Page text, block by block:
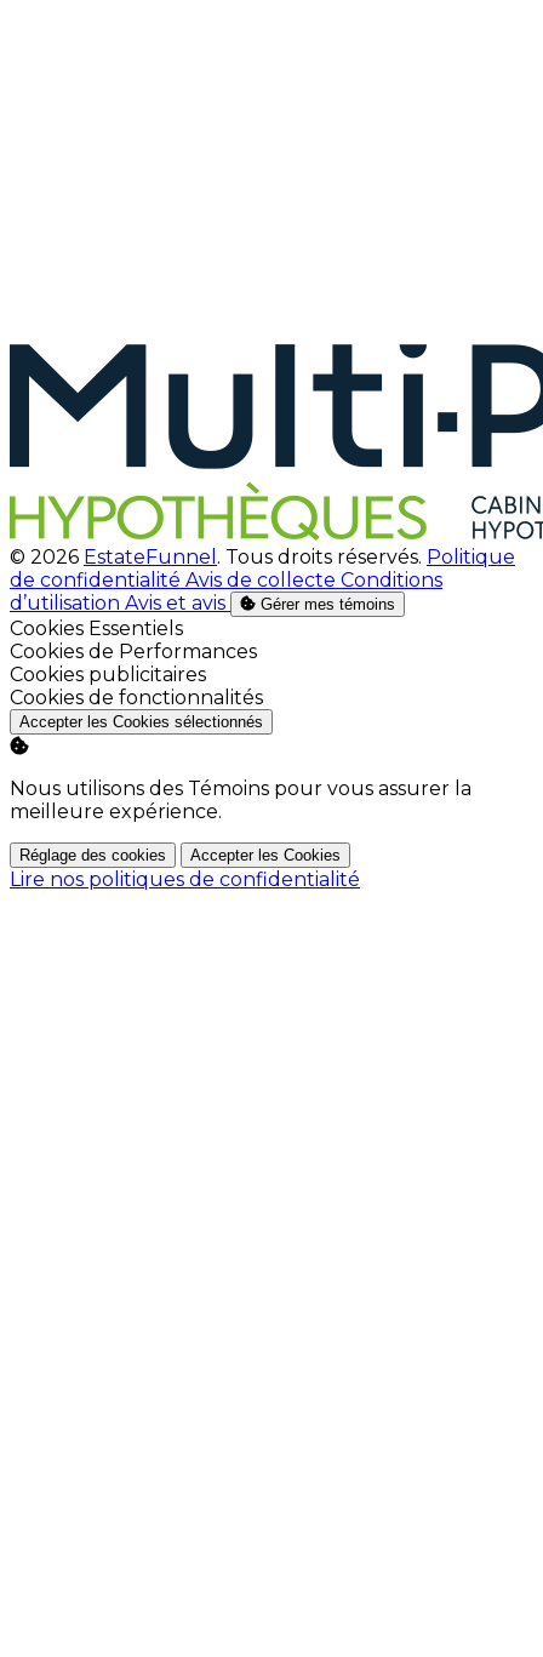
© 2026 EstateFunnel . Tous droits réservés. Politique
de confidentialité Avis de collecte Conditions
d’utilisation Avis et avis Gérer mes témoins
Activer
Cookies Essentiels
Activer
Cookies de Performances
Activer
Cookies publicitaires
Activer
Cookies de fonctionnalités
Accepter les Cookies sélectionnés
Nous utilisons des Témoins pour vous assurer la
meilleure expérience.
Réglage des cookies Accepter les Cookies
Lire nos politiques de confidentialité